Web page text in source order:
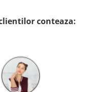
conteaza: